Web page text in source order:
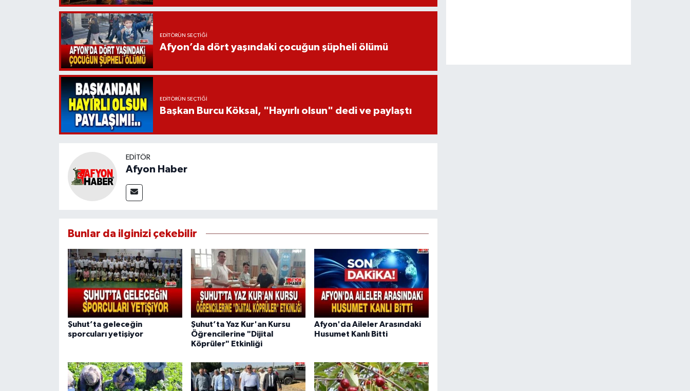
EDITÖRÜN SEÇTIĞI
Afyon’da dört yaşındaki çocuğun şüpheli ölümü
EDITÖRÜN SEÇTIĞI
Başkan Burcu Köksal, "Hayırlı olsun" dedi ve paylaştı
EDITÖR
Afyon Haber
Bunlar da ilginizi çekebilir
Şuhut’ta geleceğin
sporcuları yetişiyor
Şuhut’ta Yaz Kur'an Kursu
Öğrencilerine "Dijital
Köprüler" Etkinliği
Afyon'da Aileler Arasındaki
Husumet Kanlı Bitti